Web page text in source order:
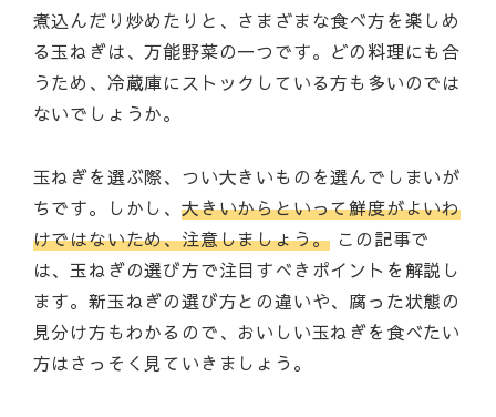
煮込んだり炒めたりと、さまざまな食べ方を楽しめ
る玉ねぎは、万能野菜の一つです。どの料理にも合
うため、冷蔵庫にストックしている方も多いのでは
ないでしょうか。
玉ねぎを選ぶ際、つい大きいものを選んでしまいが
ちです。しかし、 大きいからといって鮮度がよいわ
けではないため、注意しましょう。 この記事で
は、玉ねぎの選び方で注目すべきポイントを解説し
ます。新玉ねぎの選び方との違いや、腐った状態の
見分け方もわかるので、おいしい玉ねぎを食べたい
方はさっそく見ていきましょう。